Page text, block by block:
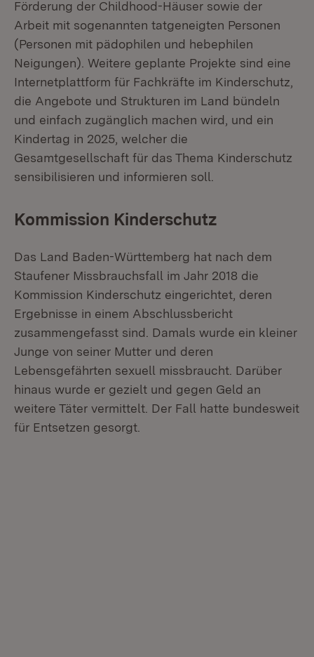
Förderung der Childhood-Häuser sowie der
Arbeit mit sogenannten tatgeneigten Personen
(Personen mit pädophilen und hebephilen
Neigungen). Weitere geplante Projekte sind eine
Internetplattform für Fachkräfte im Kinderschutz,
die Angebote und Strukturen im Land bündeln
und einfach zugänglich machen wird, und ein
Kindertag in 2025, welcher die
Gesamtgesellschaft für das Thema Kinderschutz
sensibilisieren und informieren soll.
Kommission Kinderschutz
Das Land Baden-Württemberg hat nach dem
Staufener Missbrauchsfall im Jahr 2018 die
Kommission Kinderschutz eingerichtet, deren
Ergebnisse in einem Abschlussbericht
zusammengefasst sind. Damals wurde ein kleiner
Junge von seiner Mutter und deren
Lebensgefährten sexuell missbraucht. Darüber
hinaus wurde er gezielt und gegen Geld an
weitere Täter vermittelt. Der Fall hatte bundesweit
für Entsetzen gesorgt.